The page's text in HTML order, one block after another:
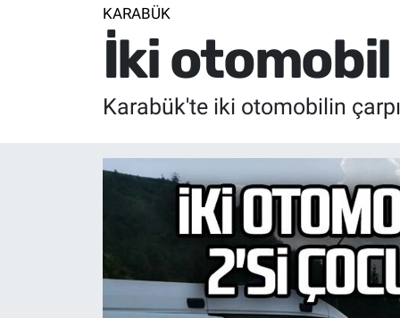
KARABÜK
İki otomobil
Karabük'te iki otomobilin